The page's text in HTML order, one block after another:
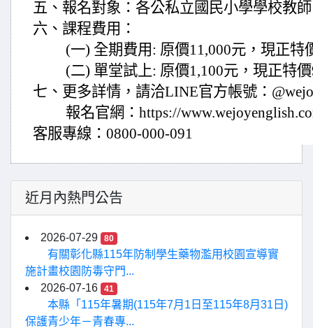
五、報名對象：各公私立國民小學學校教
六、課程費用：
(一) 全期費用: 原價11,000元，現正特
(二) 單堂試上: 原價1,100元，現正特價
七、更多詳情，請洽LINE官方帳號：
報名官網：https://
客服專線：0800-000-091
近月內熱門公告
2026-07-29 80
有關彰化縣115年防制學生藥物濫用校園宣導實
施計畫校園防毒守門...
2026-07-16
41
本縣「115年暑期(115年7月1日至115年8月31日)
保護青少年－青春專...